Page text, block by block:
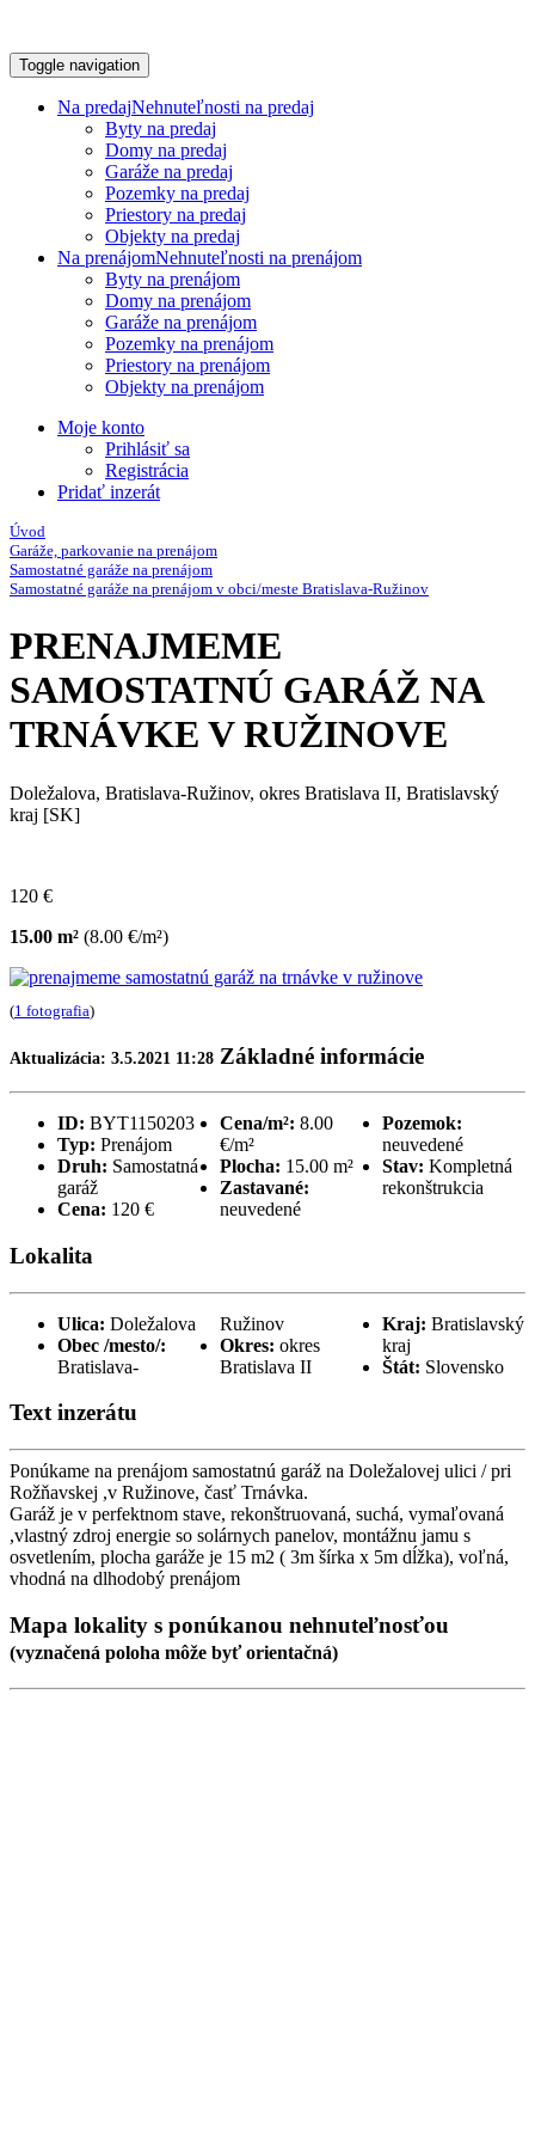
Toggle navigation
Na predajNehnuteľnosti na predaj
Byty na predaj
Domy na predaj
Garáže na predaj
Pozemky na predaj
Priestory na predaj
Objekty na predaj
Na prenájomNehnuteľnosti na prenájom
Byty na prenájom
Domy na prenájom
Garáže na prenájom
Pozemky na prenájom
Priestory na prenájom
Objekty na prenájom
Moje konto
Prihlásiť sa
Registrácia
Pridať inzerát
Úvod
Garáže, parkovanie na prenájom
Samostatné garáže na prenájom
Samostatné garáže na prenájom v obci/meste Bratislava-Ružinov
PRENAJMEME
SAMOSTATNÚ GARÁŽ NA
TRNÁVKE V RUŽINOVE
Doležalova, Bratislava-Ružinov, okres Bratislava II, Bratislavský
kraj [SK]
120 €
15.00 m² (8.00 €/m²)
(1 fotografia)
Aktualizácia: 3.5.2021 11:28 Základné informácie
ID: BYT1150203
Typ: Prenájom
Druh:
garáž
Cena: 120 €
Cena/m²:
€/m²
Plocha: 15.00 m²
Zastavané:
neuvedené
Pozemok:
neuvedené
Stav:
rekonštrukcia
Lokalita
Ulica: Doležalova
Obec /mesto/:
Bratislava-
Ružinov
Okres:
Bratislava II
Kraj:
kraj
Štát: Slovensko
Text inzerátu
Ponúkame na prenájom samostatnú garáž na Doležalovej ulici / pri
Rožňavskej ,v Ružinove, časť Trnávka.
Garáž je v perfektnom stave, rekonštruovaná, suchá, vymaľovaná
,vlastný zdroj energie so solárnych panelov, montážnu jamu s
osvetlením, plocha garáže je 15 m2 ( 3m šírka x 5m dĺžka), voľná,
vhodná na dlhodobý prenájom
Mapa lokality s ponúkanou nehnuteľnosťou
(vyznačená poloha môže byť orientačná)